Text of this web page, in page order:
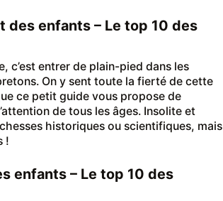
des enfants – Le top 10 des
c’est entrer de plain-pied dans les
On y sent toute la fierté de cette
ce petit guide vous propose de
de tous les âges. Insolite et
historiques ou scientifiques, mais
!
enfants – Le top 10 des